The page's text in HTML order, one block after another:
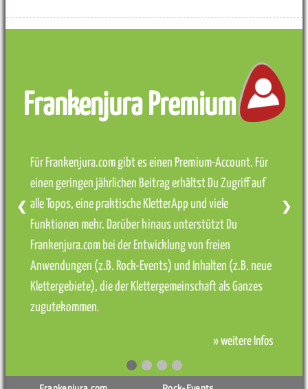
Frankenjura Premium
Für Frankenjura.com gibt es einen Premium-Account. Für
einen geringen jährlichen Beitrag erhältst Du Zugriff auf
alle Topos, eine praktische KletterApp und viele
Funktionen mehr. Darüber hinaus unterstützt Du
Frankenjura.com bei der Entwicklung von freien
Anwendungen (z.B. Rock-Events) und Inhalten (z.B. neue
Klettergebiete), die der Klettergemeinschaft als Ganzes
zugutekommen.
» weitere Infos
❮ ❯